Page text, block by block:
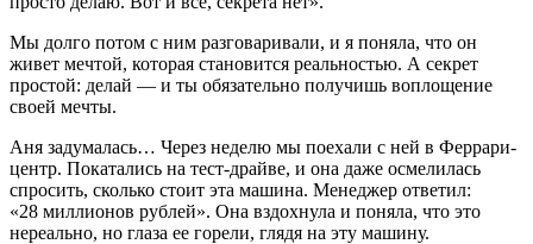
Мы долго потом с ним разговаривали, и я поняла, что он
живет мечтой, которая становится реальностью. А секрет
простой: делай — и ты обязательно получишь воплощение
своей мечты.
Аня задумалась… Через неделю мы поехали с ней в Феррари-
центр. Покатались на тест-драйве, и она даже осмелилась
спросить, сколько стоит эта машина. Менеджер ответил:
«28 миллионов рублей». Она вздохнула и поняла, что это
нереально, но глаза ее горели, глядя на эту машину.